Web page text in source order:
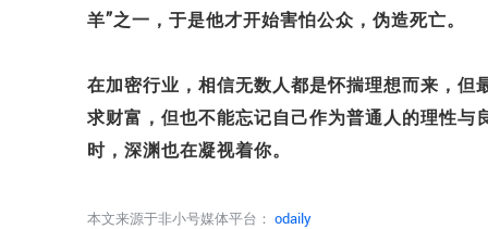
羊”之一，于是他才开始害怕公众，伪造死亡。
在加密行业，相信无数人都是怀揣理想而来，
求财富，但也不能忘记自己作为普通人的理性与
时，深渊也在凝视着你。
本文来源于非小号媒体平台： odaily